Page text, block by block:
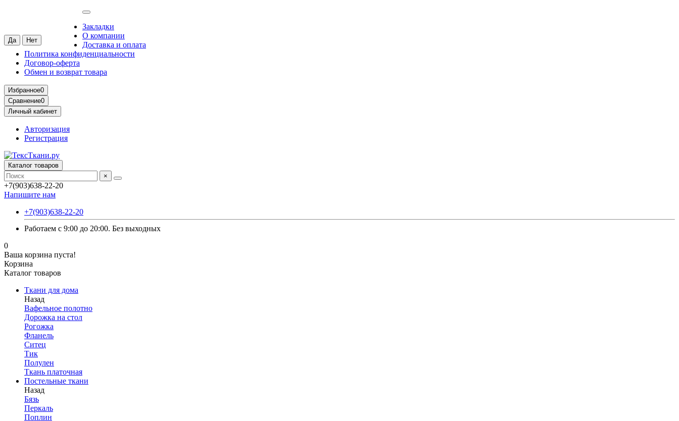
Закладки
О компании
Доставка и оплата
Политика конфиденциальности
Договор-оферта
Обмен и возврат товара
Избранное0
Сравнение0
Личный кабинет
Авторизация
Регистрация
Каталог товаров
×
+7(903)638-22-20
Напишите нам
+7(903)638-22-20
Работаем с 9:00 до 20:00. Без выходных
0
Ваша корзина пуста!
Корзина
Каталог товаров
Ткани для дома
Назад
Вафельное полотно
Дорожка на стол
Рогожка
Фланель
Ситец
Тик
Полулен
Ткань платочная
Постельные ткани
Назад
Бязь
Перкаль
Поплин